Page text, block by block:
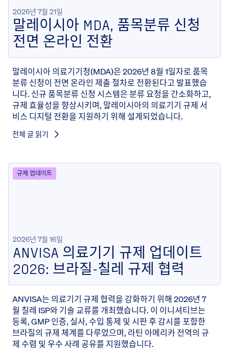
2026년 7월 21일
말레이시아 MDA, 품목분류 신청
전면 온라인 전환
말레이시아 의료기기청(MDA)은 2026년 8월 1일자로 품목
분류 신청이 전면 온라인 제출 절차로 전환된다고 발표했습
니다. 신규 품목분류 신청 시스템은 분류 요청을 간소화하고,
규제 효율성을 향상시키며, 말레이시아의 의료기기 규제 서
비스 디지털 전환을 지원하기 위해 설계되었습니다.
전체 글 읽기
규제 업데이트
2026년 7월 16일
ANVISA 의료기기 규제 업데이트
2026: 브라질-칠레 규제 협력
ANVISA는 의료기기 규제 협력을 강화하기 위해 2026년 7
월 칠레 ISP와 기술 교류를 개최했습니다. 이 이니셔티브는
등록, GMP 인증, 실사, 수입 통제 및 시판 후 감시를 포함한
브라질의 규제 체계를 다루었으며, 라틴 아메리카 전역의 규
제 수렴 및 우수 사례 공유를 지원했습니다.